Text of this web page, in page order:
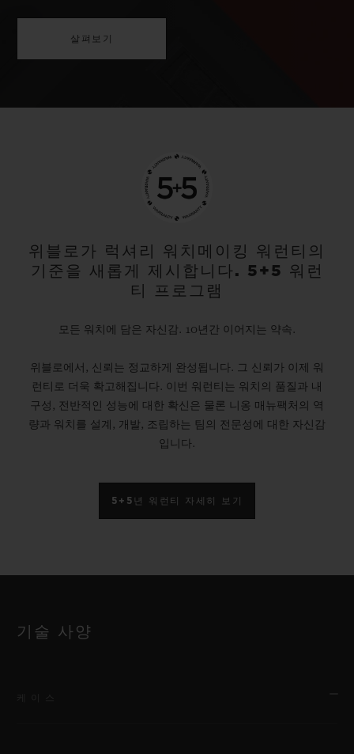
살펴보기
위블로가 럭셔리 워치메이킹 워런티의
기준을 새롭게 제시합니다. 5+5 워런
티 프로그램
모든 워치에 담은 자신감. 10년간 이어지는 약속.
위블로에서, 신뢰는 정교하게 완성됩니다. 그 신뢰가 이제 워
런티로 더욱 확고해집니다. 이번 워런티는 워치의 품질과 내
구성, 전반적인 성능에 대한 확신은 물론 니옹 매뉴팩처의 역
량과 워치를 설계, 개발, 조립하는 팀의 전문성에 대한 자신감
입니다.
5+5년 워런티 자세히 보기
기술 사양